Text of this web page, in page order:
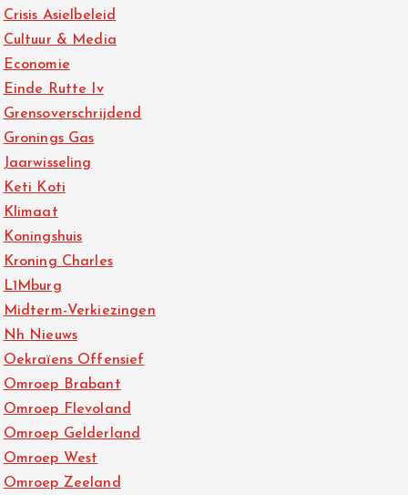
Crisis Asielbeleid
Cultuur & Media
Economie
Einde Rutte Iv
Grensoverschrijdend
Gronings Gas
Jaarwisseling
Keti Koti
Klimaat
Koningshuis
Kroning Charles
L1Mburg
Midterm-Verkiezingen
Nh Nieuws
Oekraïens Offensief
Omroep Brabant
Omroep Flevoland
Omroep Gelderland
Omroep West
Omroep Zeeland